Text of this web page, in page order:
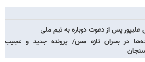
پس از دعوت دوباره به تیم ملی
در بحران تازه مس/ پرونده جدید ‌و عجیب